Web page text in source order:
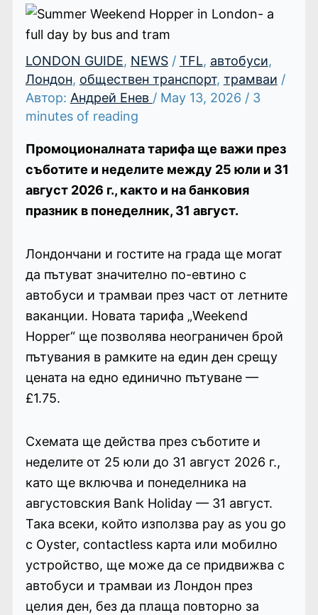
LONDON GUIDE, NEWS/ TFL, автобуси,
Лондон, обществен транспорт, трамваи /
Автор: Андрей Енев / May 13, 2026 / 3
minutes of reading
Промоционалната тарифа ще важи през
съботите и неделите между 25 юли и 31
август 2026 г., както и на банковия
празник в понеделник, 31 август.
Лондончани и гостите на града ще могат
да пътуват значително по-евтино с
автобуси и трамваи през част от летните
ваканции. Новата тарифа „Weekend
Hopper“ ще позволява неограничен брой
пътувания в рамките на един ден срещу
цената на едно единично пътуване —
£1.75.
Схемата ще действа през съботите и
неделите от 25 юли до 31 август 2026 г.,
като ще включва и понеделника на
августовския Bank Holiday — 31 август.
Така всеки, който използва pay as you go
с Oyster, contactless карта или мобилно
устройство, ще може да се придвижва с
автобуси и трамваи из Лондон през
целия ден, без да плаща повторно за